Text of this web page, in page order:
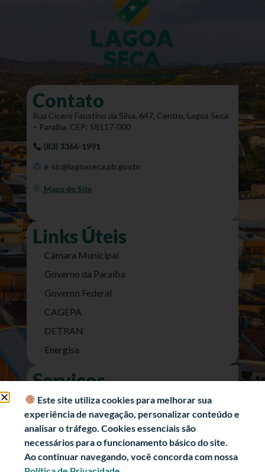
Contato
Rua Cícero Faustino da Silva, 647, Centro, Lagoa Seca
– Paraíba. CEP: 58117-000
(83) 3366-1991
e-sic@lagoaseca.pb.gov.br
Mapa do Site
Links Úteis
Câmara Municipal
Governo da Paraíba
Governo Federal
CAGEPA
DETRAN
Energisa
Serviços
Nota Fiscal Eletrônica
e-SIC (Acesso a Informação)
Transparência Fiscal
História
Este site utiliza cookies para melhorar sua
experiência de navegação, personalizar conteúdo e
analisar o tráfego. Cookies essenciais são
necessários para o funcionamento básico do site.
Ao continuar navegando, você concorda com nossa